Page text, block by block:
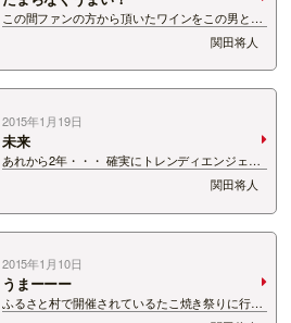
この間ファンの方から頂いたワインをこの男と飲
みました… 大谷(バックスクリーン) まぁ数少ない
友達の1人です（笑） 頂いたワインは山梨のワイ
ン。 これがめちゃくちゃうまい！ 特に白ワイン
のヌーヌーボーがうますぎる！ もう…
関田将人
2015年1月19日
未来
あれから2年・・・ 確実にトレンディエンジェル
関田将人
2015年1月10日
うまーーー
ふるさと村で開催されているたこ焼き祭りに行っ